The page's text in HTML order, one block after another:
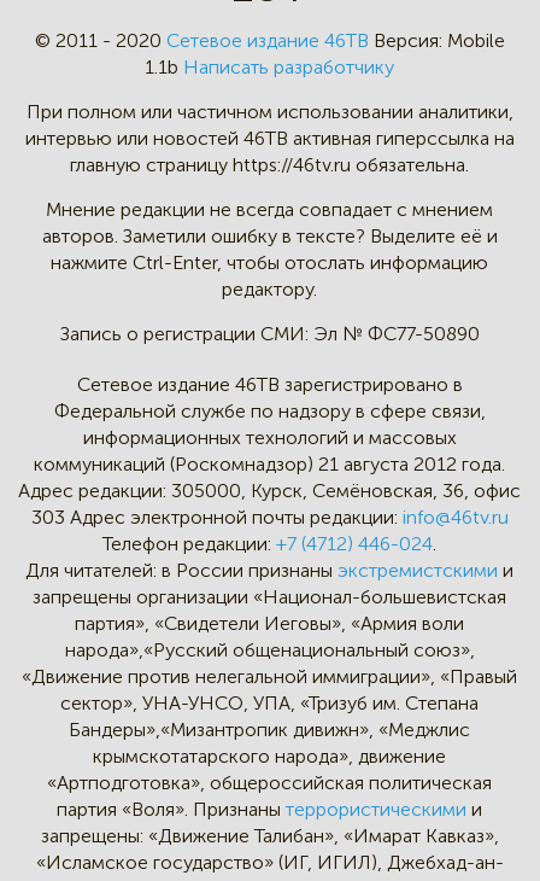
© 2011 - 2020 Сетевое издание 46ТВ Версия: Mobile
1.1b Написать разработчику
При полном или частичном использовании аналитики,
интервью или новостей 46TB активная гиперссылка на
главную страницу https://46tv.ru обязательна.
Мнение редакции не всегда совпадает с мнением
авторов. Заметили ошибку в тексте? Выделите её и
нажмите Ctrl-Enter, чтобы отослать информацию
редактору.
Запись о регистрации СМИ: Эл № ФС77-50890
Сетевое издание 46ТВ зарегистрировано в
Федеральной службе по надзору в сфере связи,
информационных технологий и массовых
коммуникаций (Роскомнадзор) 21 августа 2012 года.
Адрес редакции: 305000, Курск, Семёновская, 36, офис
303 Адрес электронной почты редакции: info@46tv.ru
Телефон редакции: +7 (4712) 446-024.
Для читателей: в России признаныэкстремистскими и
запрещены организации «Национал-большевистская
партия», «Свидетели Иеговы», «Армия воли
народа»,«Русский общенациональный союз»,
«Движение против нелегальной иммиграции», «Правый
сектор», УНА-УНСО, УПА, «Тризуб им. Степана
Бандеры»,«Мизантропик дивижн», «Меджлис
крымскотатарского народа», движение
«Артподготовка», общероссийская политическая
партия «Воля». Признанытеррористическими и
запрещены: «Движение Талибан», «Имарат Кавказ»,
«Исламское государство» (ИГ, ИГИЛ), Джебхад-ан-